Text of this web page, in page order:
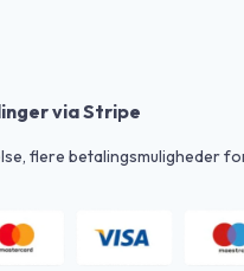
via Stripe
flere betalingsmuligheder